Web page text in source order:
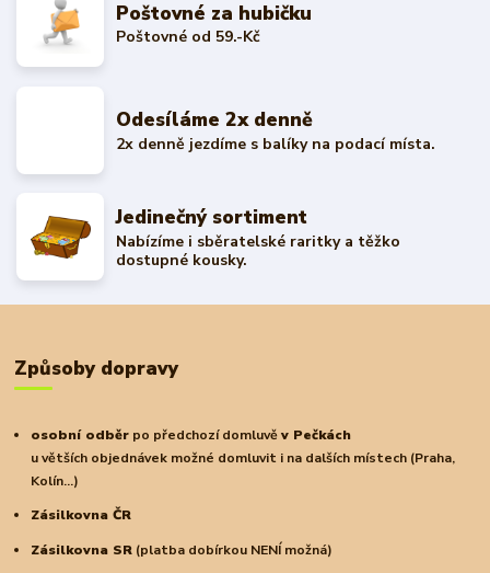
Poštovné za hubičku
Poštovné od 59.-Kč
Odesíláme 2x denně
2x denně jezdíme s balíky na podací místa.
Jedinečný sortiment
Nabízíme i sběratelské raritky a těžko
dostupné kousky.
Způsoby dopravy
osobní odběr po předchozí domluvěv Pečkách
u větších objednávek možné domluvit i na dalších místech (Praha,
Kolín...)
Zásilkovna ČR
Zásilkovna SR (platba dobírkou NENÍ možná)